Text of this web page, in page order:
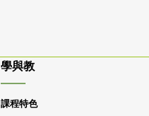
學與教
課程特色